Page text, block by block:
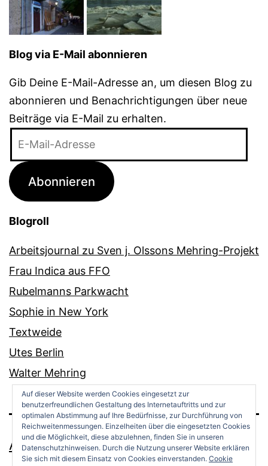
Blog via E-Mail abonnieren
Gib Deine E-Mail-Adresse an, um diesen Blog zu
abonnieren und Benachrichtigungen über neue
Beiträge via E-Mail zu erhalten.
Adresse
Abonnieren
Blogroll
Arbeitsjournal zu Sven j. Olssons Mehring-Projekt
Frau Indica aus FFO
Rubelmanns Parkwacht
Sophie in New York
Textweide
Utes Berlin
Walter Mehring
ANDREAS OPPERMANN
Auf dieser Website werden Cookies eingesetzt zur
benutzerfreundlichen Gestaltung des Internetauftritts und zur
optimalen Abstimmung auf Ihre Bedürfnisse, zur Durchführung von
Reichweitenmessungen. Einzelheiten über die eingesetzten Cookies
und die Möglichkeit, diese abzulehnen, finden Sie in unseren
Datenschutzhinweisen. Durch die Nutzung unserer Website erklären
Sie sich mit diesem Einsatz von Cookies einverstanden. Cookie